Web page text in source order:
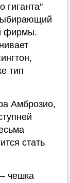
гиганта"
фирмы.
тип
Амброзио,
стать
чешка